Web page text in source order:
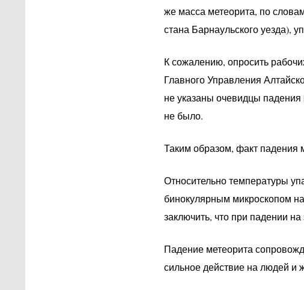
же масса метеорита, по
стана Барнаульского уезда),
К сожалению, опросить
Главного Управления
не указаны очевидцы
не было.
Таким образом, факт падения
Относительно температуры
бинокулярным микроскопом
заключить, что при падении
Падение метеорита
сильное действие на людей и